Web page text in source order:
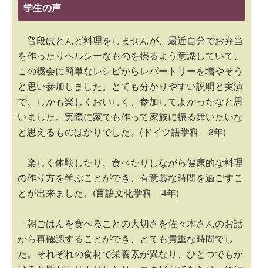
学生の声
普段ほとんど料理をしませんが、最近自分でお弁当
を作ったりヘルシーなものを摂るよう意識していて、
この機会に簡単なレシピからレパートリーを増やそう
と思い参加しました。とても分かりやすい説明と実演
で、しかも楽しくおいしく、参加してよかったなと思
いました。実際に家でも作って家族に振る舞いたいな
と思えるものばかりでした。(ドイツ語学科 3年)
楽しく体験したり、食べたりしながら健康的な料理
の作り方を学ぶことができ、有意義な時間を過ごすこ
とが出来ました。(言語文化学科 4年)
朝ごはんを食べることの大切さを佐々木さんのお話
から再確認することができ、とても貴重な時間でし
た。それぞれの食材で栄養素が異なり、ひとつでもか